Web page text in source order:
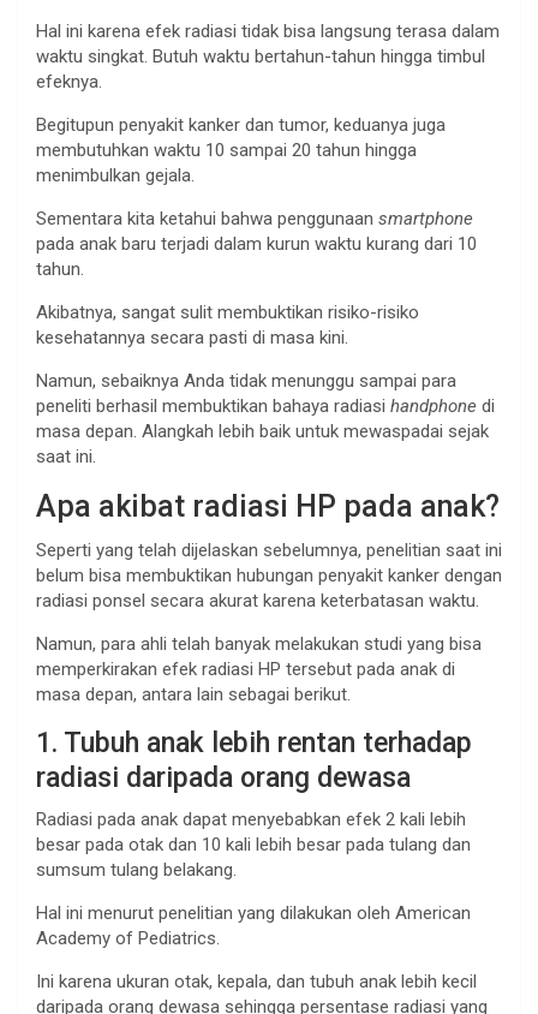
Hal ini karena efek radiasi tidak bisa langsung terasa dalam
waktu singkat. Butuh waktu bertahun-tahun hingga timbul
efeknya.
Begitupun penyakit kanker dan tumor, keduanya juga
membutuhkan waktu 10 sampai 20 tahun hingga
menimbulkan gejala.
Sementara kita ketahui bahwa penggunaan smartphone
pada anak baru terjadi dalam kurun waktu kurang dari 10
tahun.
Akibatnya, sangat sulit membuktikan risiko-risiko
kesehatannya secara pasti di masa kini.
Namun, sebaiknya Anda tidak menunggu sampai para
peneliti berhasil membuktikan bahaya radiasi handphone di
masa depan. Alangkah lebih baik untuk mewaspadai sejak
saat ini.
Apa akibat radiasi HP pada anak?
Seperti yang telah dijelaskan sebelumnya, penelitian saat ini
belum bisa membuktikan hubungan penyakit kanker dengan
radiasi ponsel secara akurat karena keterbatasan waktu.
Namun, para ahli telah banyak melakukan studi yang bisa
memperkirakan efek radiasi HP tersebut pada anak di
masa depan, antara lain sebagai berikut.
1. Tubuh anak lebih rentan terhadap
radiasi daripada orang dewasa
Radiasi pada anak dapat menyebabkan efek 2 kali lebih
besar pada otak dan 10 kali lebih besar pada tulang dan
sumsum tulang belakang.
Hal ini menurut penelitian yang dilakukan oleh American
Academy of Pediatrics.
Ini karena ukuran otak, kepala, dan tubuh anak lebih kecil
daripada orang dewasa sehingga persentase radiasi yang